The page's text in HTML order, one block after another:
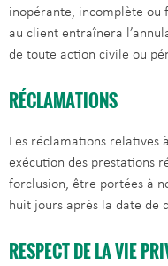
inopérante, incomplète ou
au client entraînera
de toute action civile ou
RÉCLAMATIONS
Les réclamations relatives
exécution des prestations
forclusion, être portées à
huit jours après la date de
RESPECT DE LA VIE